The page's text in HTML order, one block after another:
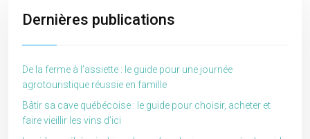
Dernières publications
De la ferme à l’assiette : le guide pour une journée
agrotouristique réussie en famille
Bâtir sa cave québécoise : le guide pour choisir, acheter et
faire vieillir les vins d’ici